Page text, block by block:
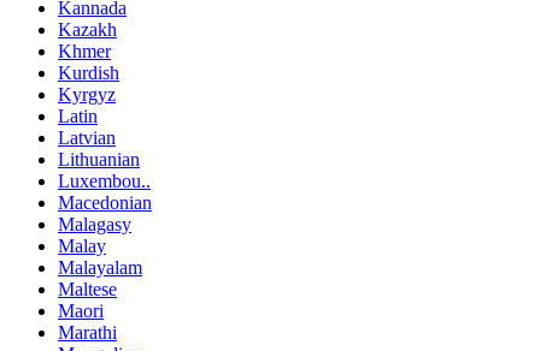
Kannada
Kazakh
Khmer
Kurdish
Kyrgyz
Latin
Latvian
Lithuanian
Luxembou..
Macedonian
Malagasy
Malay
Malayalam
Maltese
Maori
Marathi